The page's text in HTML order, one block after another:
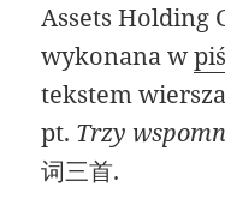
Assets Holding
wykonana w
tekstem
pt. Trzy
词三首.